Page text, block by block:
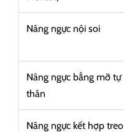
Nâng ngực nội soi
Nâng ngực bằng mỡ tự
thân
Nâng ngực kết hợp treo